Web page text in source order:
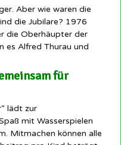
Aber wie waren die
die Jubilare? 1976
die Oberhäupter der
es Alfred Thurau und
für
lädt zur
mit Wasserspielen
Mitmachen können alle